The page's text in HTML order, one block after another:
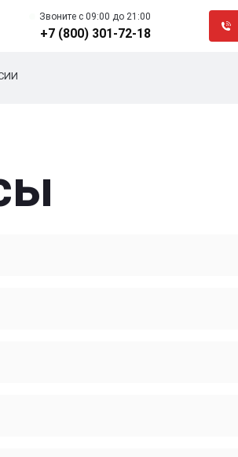
Звоните c 09:00 до 21:00
+7 (800) 301-72-18